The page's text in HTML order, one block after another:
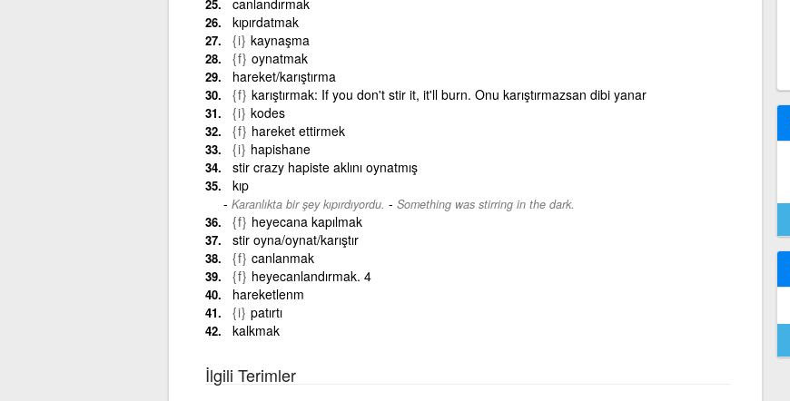
kıpırdatmak
{i} kaynaşma
{f} oynatmak
hareket/karıştırma
{f} karıştırmak: If you don't stir it, it'll burn. Onu karıştırmazsan dibi yanar
{i} kodes
{f} hareket ettirmek
{i} hapishane
stir crazy hapiste aklını oynatmış
kıp
Karanlıkta bir şey kıpırdıyordu. - Something was stirring in the dark.
{f} heyecana kapılmak
stir oyna/oynat/karıştır
{f} canlanmak
{f} heyecanlandırmak. 4
hareketlenm
{i} patırtı
kalkmak
İlgili Terimler